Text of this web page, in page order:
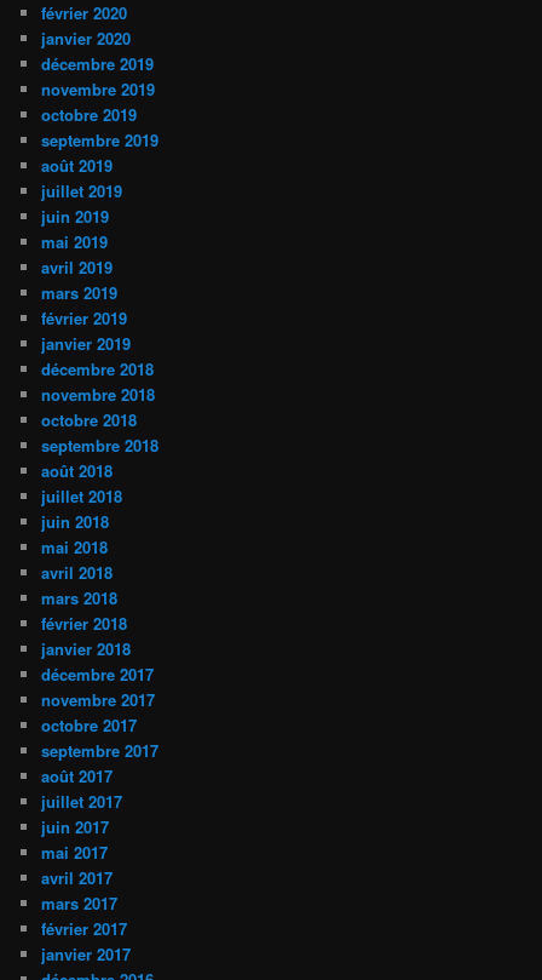
février 2020
janvier 2020
décembre 2019
novembre 2019
octobre 2019
septembre 2019
août 2019
juillet 2019
juin 2019
mai 2019
avril 2019
mars 2019
février 2019
janvier 2019
décembre 2018
novembre 2018
octobre 2018
septembre 2018
août 2018
juillet 2018
juin 2018
mai 2018
avril 2018
mars 2018
février 2018
janvier 2018
décembre 2017
novembre 2017
octobre 2017
septembre 2017
août 2017
juillet 2017
juin 2017
mai 2017
avril 2017
mars 2017
février 2017
janvier 2017